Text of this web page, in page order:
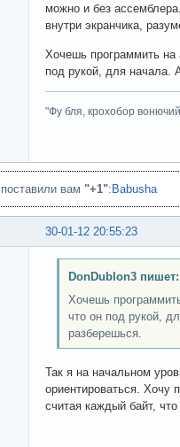
можно и без
внутри экранчика,
Хочешь программить на
под рукой, для начала.
"Фу бля, крохобор
вам "+1":Babusha
30-01-12 20:55:23
DonDublon3 пишет:
Хочешь
что он под рукой,
разберешься.
Так я на начальном
ориентироваться. Хочу
считая каждый байт,